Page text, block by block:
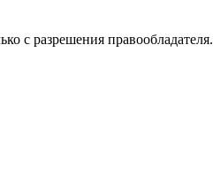
с разрешения правообладателя.